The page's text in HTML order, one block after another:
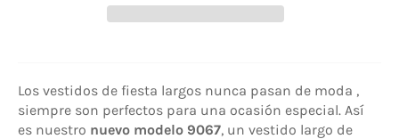
Los vestidos de fiesta largos nunca pasan de moda ,
siempre son perfectos para una ocasión especial. Así
es nuestro nuevo modelo 9067, un vestido largo de